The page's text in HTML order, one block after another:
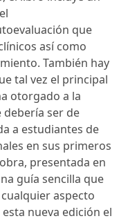
que
así como
También hay
tal vez el principal
otorgado a la
debería ser de
a estudiantes de
en sus primeros
presentada en
guía sencilla que
aspecto
nueva edición el